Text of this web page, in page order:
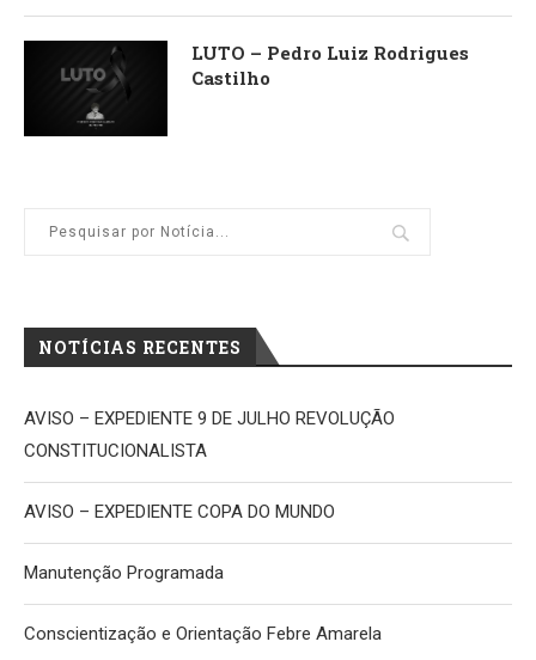
LUTO – Pedro Luiz Rodrigues
Castilho
NOTÍCIAS RECENTES
AVISO – EXPEDIENTE 9 DE JULHO REVOLUÇÃO
CONSTITUCIONALISTA
AVISO – EXPEDIENTE COPA DO MUNDO
Manutenção Programada
Conscientização e Orientação Febre Amarela